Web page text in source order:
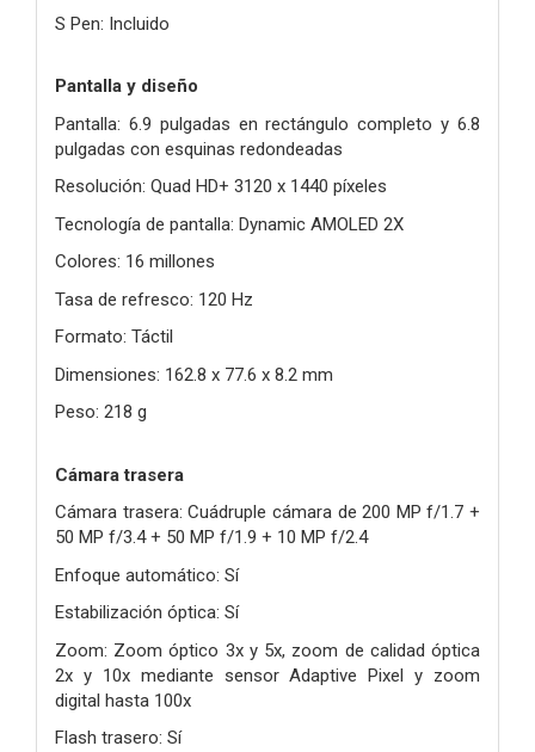
S Pen: Incluido
Pantalla y diseño
Pantalla: 6.9 pulgadas en rectángulo completo y 6.8
pulgadas con esquinas redondeadas
Resolución: Quad HD+ 3120 x 1440 píxeles
Tecnología de pantalla: Dynamic AMOLED 2X
Colores: 16 millones
Tasa de refresco: 120 Hz
Formato: Táctil
Dimensiones: 162.8 x 77.6 x 8.2 mm
Peso: 218 g
Cámara trasera
Cámara trasera: Cuádruple cámara de 200 MP f/1.7 +
50 MP f/3.4 + 50 MP f/1.9 + 10 MP f/2.4
Enfoque automático: Sí
Estabilización óptica: Sí
Zoom: Zoom óptico 3x y 5x, zoom de calidad óptica
2x y 10x mediante sensor Adaptive Pixel y zoom
digital hasta 100x
Flash trasero: Sí